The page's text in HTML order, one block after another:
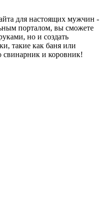
для настоящих мужчин -
порталом, вы сможете
но и создать
такие как баня или
свинарник и коровник!